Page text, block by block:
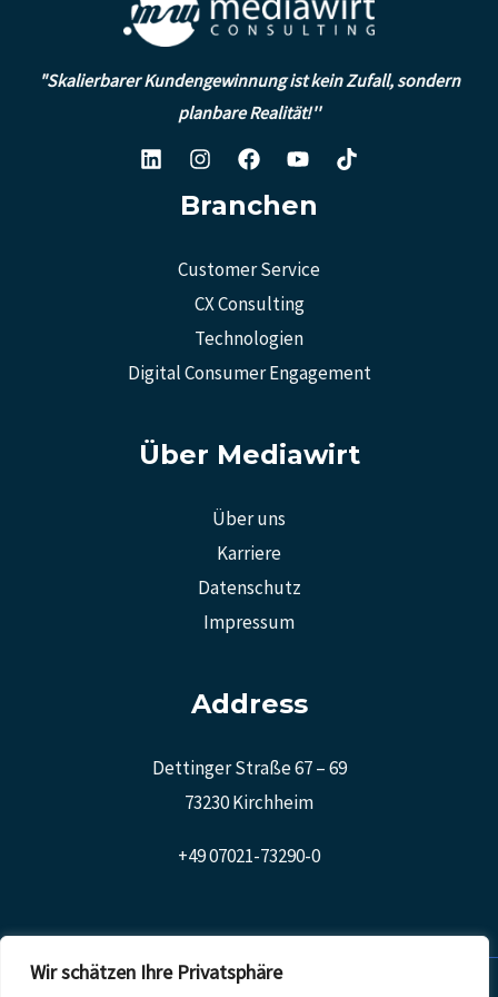
Wir schätzen Ihre Privatsphäre
"Skalierbarer Kundengewinnung ist kein Zufall, sondern
planbare Realität!''
Branchen
Customer Service
CX Consulting
Technologien
Digital Consumer Engagement
Über Mediawirt
Über uns
Karriere
Datenschutz
Impressum
Address
Dettinger Straße 67 – 69
73230 Kirchheim
+49 07021-73290-0